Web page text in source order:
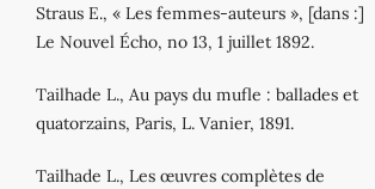
Straus E., « Les femmes‐auteurs », [dans :]
Le Nouvel Écho, no 13, 1 juillet 1892.
Tailhade L., Au pays du mufle : ballades et
quatorzains, Paris, L. Vanier, 1891.
Tailhade L., Les œuvres complètes de